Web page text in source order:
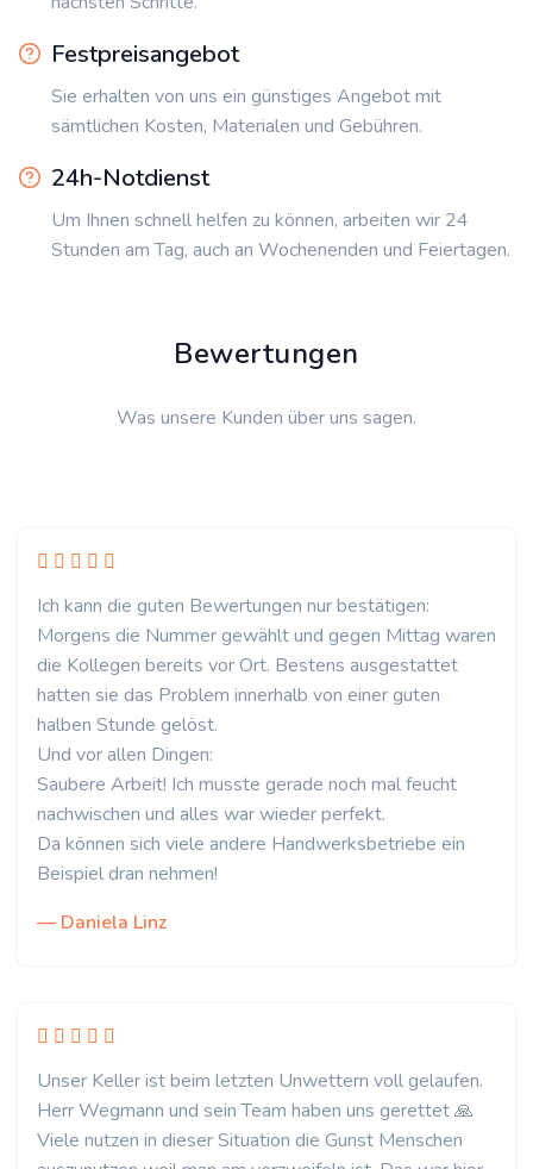
Festpreisangebot
Sie erhalten von uns ein günstiges Angebot mit
sämtlichen Kosten, Materialen und Gebühren.
24h-Notdienst
Um Ihnen schnell helfen zu können, arbeiten wir 24
Stunden am Tag, auch an Wochenenden und Feiertagen.
Bewertungen
Was unsere Kunden über uns sagen.
Ich kann die guten Bewertungen nur bestätigen:
Morgens die Nummer gewählt und gegen Mittag waren
die Kollegen bereits vor Ort. Bestens ausgestattet
hatten sie das Problem innerhalb von einer guten
halben Stunde gelöst.
Und vor allen Dingen:
Saubere Arbeit! Ich musste gerade noch mal feucht
nachwischen und alles war wieder perfekt.
Da können sich viele andere Handwerksbetriebe ein
Beispiel dran nehmen!
— Daniela Linz
Unser Keller ist beim letzten Unwettern voll gelaufen.
Herr Wegmann und sein Team haben uns gerettet 🙏
Viele nutzen in dieser Situation die Gunst Menschen